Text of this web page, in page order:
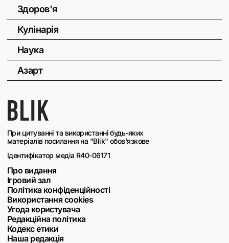
При цитуванні та використанні будь-яких
матеріалів посилання на "Blik" обов'язкове
Ідентифікатор медіа R40-06171
Про видання
Ігровий зал
Політика конфіденційності
Використання cookies
Угода користувача
Редакційна політика
Кодекс етики
Наша редакція
Здоров'я
Кулінарія
Наука
Азарт